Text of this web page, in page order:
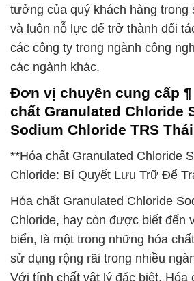
tưởng của quý khách hàng trong
và luôn nỗ lực để trở thành đối
các công ty trong ngành công
các ngành khác.
Đơn vị chuyên cung cấp
chất Granulated Chloride
Sodium Chloride TRS
**Hóa chất Granulated Chloride
Chloride: Bí Quyết Lưu Trữ Để
Hóa chất Granulated Chloride
Chloride, hay còn được biết đến
biển, là một trong những hóa
sử dụng rộng rãi trong nhiều
Với tính chất vật lý đặc biệt, Hóa